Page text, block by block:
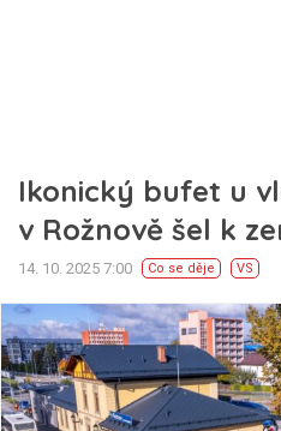
Ikonický bufet u
v Rožnově šel k
14. 10. 2025 7:00 Co se děje VS